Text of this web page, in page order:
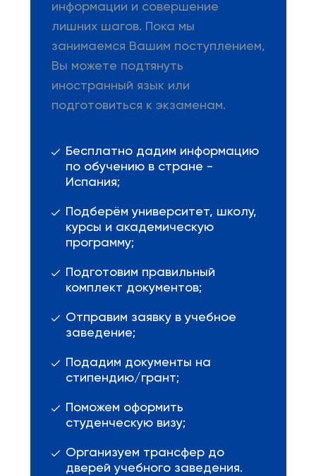
информации и совершение
лишних шагов. Пока мы
занимаемся Вашим поступлением,
Вы можете подтянуть
иностранный язык или
подготовиться к экзаменам.
Бесплатно дадим информацию
по обучению в стране -
Испания;
Подберём университет, школу,
курсы и академическую
программу;
Подготовим правильный
комплект документов;
Отправим заявку в учебное
заведение;
Подадим документы на
стипендию/грант;
Поможем оформить
студенческую визу;
Организуем трансфер до
дверей учебного заведения.